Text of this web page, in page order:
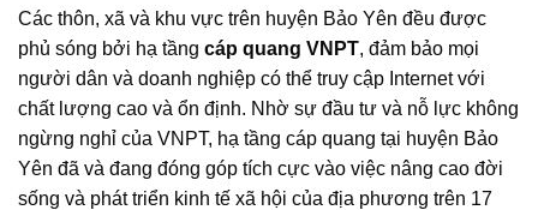
Các thôn, xã và khu vực trên huyện Bảo Yên đều được
phủ sóng bởi hạ tầng cáp quang VNPT, đảm bảo mọi
người dân và doanh nghiệp có thể truy cập Internet với
chất lượng cao và ổn định. Nhờ sự đầu tư và nỗ lực không
ngừng nghỉ của VNPT, hạ tầng cáp quang tại huyện Bảo
Yên đã và đang đóng góp tích cực vào việc nâng cao đời
sống và phát triển kinh tế xã hội của địa phương trên 17